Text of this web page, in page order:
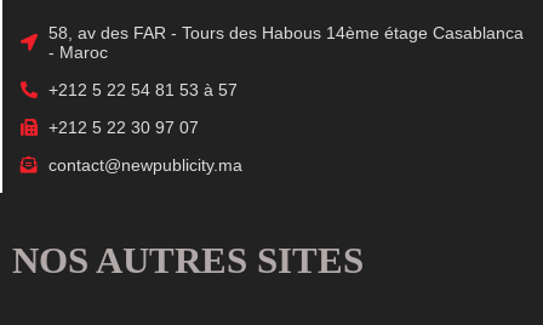
58, av des FAR - Tours des Habous 14ème étage Casablanca
- Maroc
+212 5 22 54 81 53 à 57
+212 5 22 30 97 07
contact@newpublicity.ma
NOS AUTRES SITES